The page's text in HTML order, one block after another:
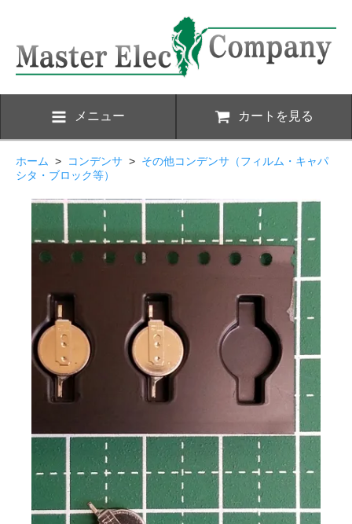
メニュー カートを見る
ホーム > コンデンサ > その他コンデンサ（フィルム・キャパ
シタ・ブロック等）